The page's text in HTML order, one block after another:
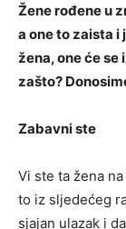
Žene rođene u
a one to zaista i
žena, one će
zašto?
Zabavni ste
Vi ste ta žena
to iz sljedećeg
sjajan ulazak i